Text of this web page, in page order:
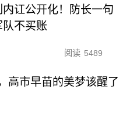
内讧公开化！防长一句
队不买账
阅读 5489
高市早苗的美梦该醒了